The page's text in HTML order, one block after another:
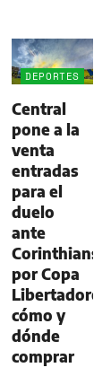
DEPORTES
Central
pone a la
venta
entradas
para el
duelo
ante
Corinthians
por Copa
cómo y
dónde
comprar